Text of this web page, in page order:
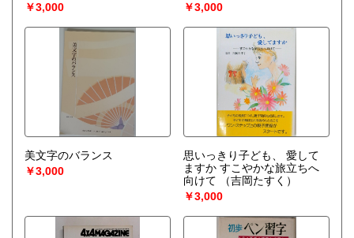
￥3,000
￥3,000
美文字のバランス
￥3,000
思いっきり子ども、 愛して
ますか すこやかな旅立ちへ
向けて
（吉岡たすく）
￥3,000